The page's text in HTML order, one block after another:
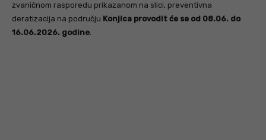
zvaničnom rasporedu prikazanom na slici, preventivna
deratizacija na području Konjica provodit će se od 08.06. do
16.06.2026. godine.